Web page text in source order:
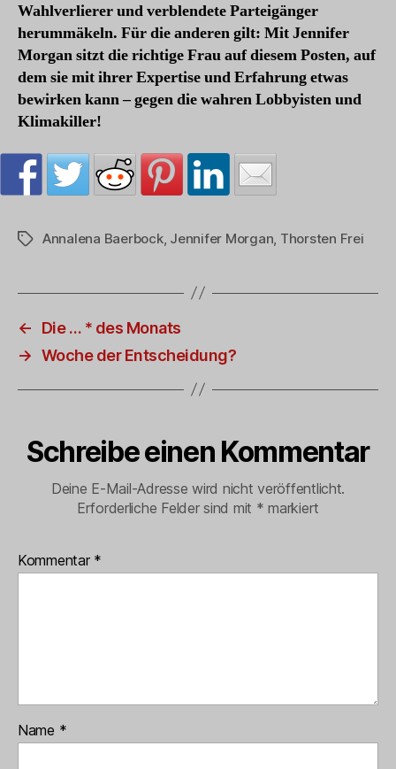
Wahlverlierer und verblendete Parteigänger
herummäkeln. Für die anderen gilt: Mit Jennifer
Morgan sitzt die richtige Frau auf diesem Posten, auf
dem sie mit ihrer Expertise und Erfahrung etwas
bewirken kann – gegen die wahren Lobbyisten und
Klimakiller!
Schlagwörter
Annalena Baerbock, Jennifer Morgan Thorsten Frei
←
Die … * des Monats
→ Woche der Entscheidung?
Schreibe einen Kommentar
Deine E-Mail-Adresse wird nicht veröffentlicht.
Erforderliche Felder sind mit * markiert
Kommentar *
Name *